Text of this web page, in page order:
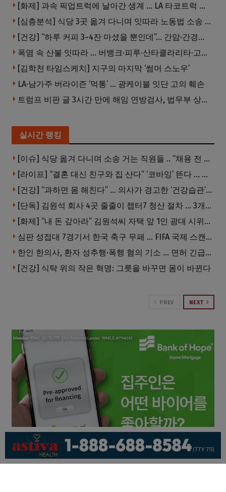
[화제] 과속 픽업트럭에 날아간 생계 … LA 타코트럭 일가족 3명 부상
[심층분석] 식당 3곳 옮겨 다니며 잇따라 노동법 소송 … 피소된 곳 모두 LA·OC 한인 식당들
[건강] “하루 커피 3~4잔 마셨을 뿐인데”… 간암·간경변 위험 뚝
폭염 속 산불 잇따라 … 버뱅크·피루·산타클라리타·고먼 잇단 산불
[김학천 타임스케치] 지구의 마지막 ‘썸머 스노우’
LA·남가주 버라이즌 ‘먹통’ … 광케이블 잇단 고의 훼손
트럼프 비판 글 3시간 만에 해임 연방검사, 법무부 상대 소송
실시간 랭킹
[이슈] 식당 옮겨 다니며 소송 거는 직원들 .. “채용 전 반드시 확인해야”
[라이프] “결혼 대신 친구와 집 산다” ‘코바잉’ 뜬다 … 내 집 마련 공식 바뀌었다
[건강] “과하면 몸 해친다” … 의사가 경고한 ‘건강습관’ 5가지
[단독] 김원석 회사 4곳 줄줄이 챕터7 청산 절차 … 3개 법인 같은 날 동시 파산 신청
[화제] “내 돈 갚아라” 김원석씨 자택 앞 1인 광대 시위 … 한인 투자사, “108만 달러 못받아”
심판 성접대 7경기서 한국 축구 무패 … FIFA 국제 스캔들 번지나
한인 한의사, 환자 성추행·폭행 혐의 기소 … 면허 긴급정지
[건강] 식탁 위의 작은 혁명: 그릇을 바꾸면 몸이 바뀐다
PREV NEXT